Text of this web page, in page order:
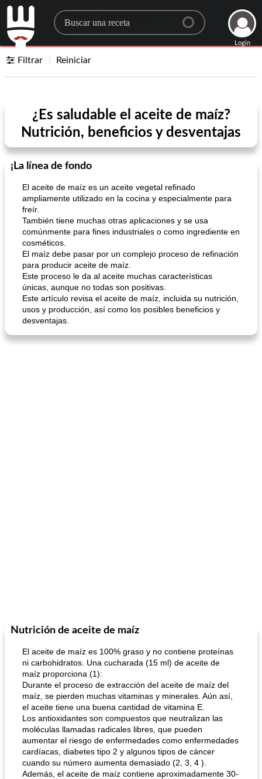
Search for a recipe
Login
Filtrar Reiniciar
¿Es saludable el aceite de maíz?
Nutrición, beneficios y desventajas
¡La línea de fondo
El aceite de maíz es un aceite vegetal refinado
ampliamente utilizado en la cocina y especialmente para
freír.
También tiene muchas otras aplicaciones y se usa
comúnmente para fines industriales o como ingrediente en
cosméticos.
El maíz debe pasar por un complejo proceso de refinación
para producir aceite de maíz.
Este proceso le da al aceite muchas características
únicas, aunque no todas son positivas.
Este artículo revisa el aceite de maíz, incluida su nutrición,
usos y producción, así como los posibles beneficios y
desventajas.
Nutrición de aceite de maíz
El aceite de maíz es 100% graso y no contiene proteínas
ni carbohidratos. Una cucharada (15 ml) de aceite de
maíz proporciona (1):
Durante el proceso de extracción del aceite de maíz del
maíz, se pierden muchas vitaminas y minerales. Aún así,
el aceite tiene una buena cantidad de vitamina E.
Los antioxidantes son compuestos que neutralizan las
moléculas llamadas radicales libres, que pueden
aumentar el riesgo de enfermedades como enfermedades
cardíacas, diabetes tipo 2 y algunos tipos de cáncer
cuando su número aumenta demasiado (2, 3, 4 ).
Además, el aceite de maíz contiene aproximadamente 30-